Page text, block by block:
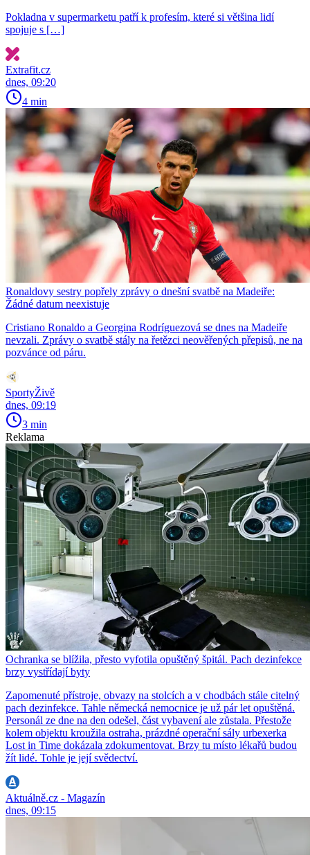
Pokladna v supermarketu patří k profesím, které si většina lidí
spojuje s […]
Extrafit.cz
dnes, 09:20
4 min
Ronaldovy sestry popřely zprávy o dnešní svatbě na Madeiře:
Žádné datum neexistuje
Cristiano Ronaldo a Georgina Rodríguezová se dnes na Madeiře
nevzali. Zprávy o svatbě stály na řetězci neověřených přepisů, ne na
pozvánce od páru.
SportyŽivě
dnes, 09:19
3 min
Reklama
Ochranka se blížila, přesto vyfotila opuštěný špitál. Pach dezinfekce
brzy vystřídají byty
Zapomenuté přístroje, obvazy na stolcích a v chodbách stále citelný
pach dezinfekce. Tahle německá nemocnice je už pár let opuštěná.
Personál ze dne na den odešel, část vybavení ale zůstala. Přestože
kolem objektu kroužila ostraha, prázdné operační sály urbexerka
Lost in Time dokázala zdokumentovat. Brzy tu místo lékařů budou
žít lidé. Tohle je její svědectví.
Aktuálně.cz - Magazín
dnes, 09:15